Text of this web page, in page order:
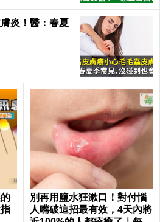
炎！醫：春夏
別再用鹽水狂漱口！對付惱
人嘴破這招最有效，4天內將